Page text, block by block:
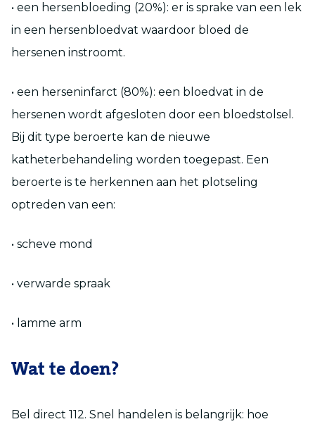
• een hersenbloeding (20%): er is sprake van een lek
in een hersenbloedvat waardoor bloed de
hersenen instroomt.
• een herseninfarct (80%): een bloedvat in de
hersenen wordt afgesloten door een bloedstolsel.
Bij dit type beroerte kan de nieuwe
katheterbehandeling worden toegepast. Een
beroerte is te herkennen aan het plotseling
optreden van een:
• scheve mond
• verwarde spraak
• lamme arm
Wat te doen?
Bel direct 112. Snel handelen is belangrijk: hoe